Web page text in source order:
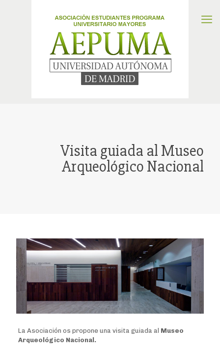
Visita guiada al Museo
Arqueológico Nacional
La Asociación os propone una visita guiada al Museo
Arqueológico Nacional.